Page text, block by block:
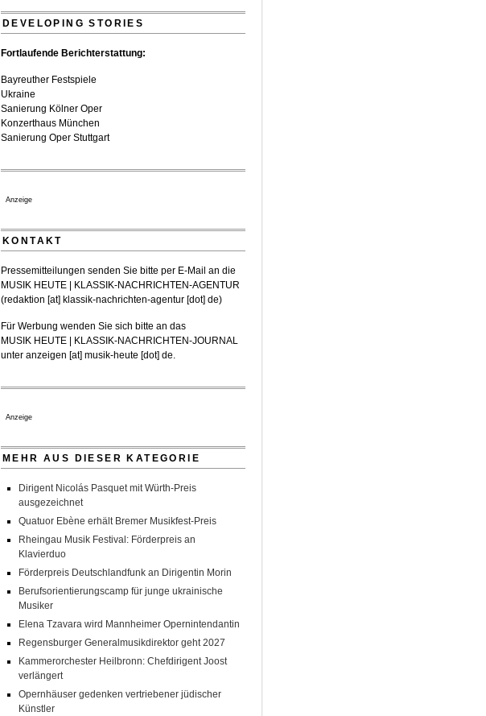
DEVELOPING STORIES
Fortlaufende Berichterstattung:
Bayreuther Festspiele
Ukraine
Sanierung Kölner Oper
Konzerthaus München
Sanierung Oper Stuttgart
Anzeige
KONTAKT
Pressemitteilungen senden Sie bitte per E-Mail an die
MUSIK HEUTE | KLASSIK-NACHRICHTEN-AGENTUR
(redaktion [at] klassik-nachrichten-agentur [dot] de)
Für Werbung wenden Sie sich bitte an das
MUSIK HEUTE | KLASSIK-NACHRICHTEN-JOURNAL
unter anzeigen [at] musik-heute [dot] de.
Anzeige
MEHR AUS DIESER KATEGORIE
Dirigent Nicolás Pasquet mit Würth-Preis
ausgezeichnet
Quatuor Ebène erhält Bremer Musikfest-Preis
Rheingau Musik Festival: Förderpreis an
Klavierduo
Förderpreis Deutschlandfunk an Dirigentin Morin
Berufsorientierungscamp für junge ukrainische
Musiker
Elena Tzavara wird Mannheimer Opernintendantin
Regensburger Generalmusikdirektor geht 2027
Kammerorchester Heilbronn: Chefdirigent Joost
verlängert
Opernhäuser gedenken vertriebener jüdischer
Künstler